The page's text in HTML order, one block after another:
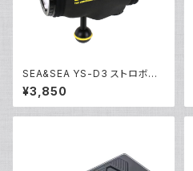
SEA&SEA YS-D3 ストロボカ
バー [51291]
¥3,850